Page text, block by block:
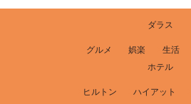
ダラス
グルメ 娯楽 生活
ホテル
ヒルトン ハイアット